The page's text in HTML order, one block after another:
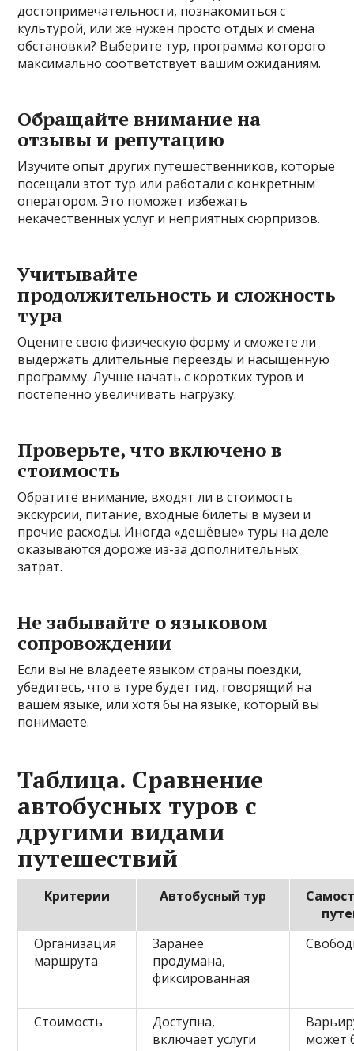
достопримечательности, познакомиться с
культурой, или же нужен просто отдых и смена
обстановки? Выберите тур, программа которого
максимально соответствует вашим ожиданиям.
Обращайте внимание на
отзывы и репутацию
Изучите опыт других путешественников, которые
посещали этот тур или работали с конкретным
оператором. Это поможет избежать
некачественных услуг и неприятных сюрпризов.
Учитывайте
продолжительность и сложность
тура
Оцените свою физическую форму и сможете ли
выдержать длительные переезды и насыщенную
программу. Лучше начать с коротких туров и
постепенно увеличивать нагрузку.
Проверьте, что включено в
стоимость
Обратите внимание, входят ли в стоимость
экскурсии, питание, входные билеты в музеи и
прочие расходы. Иногда «дешёвые» туры на деле
оказываются дороже из-за дополнительных
затрат.
Не забывайте о языковом
сопровождении
Если вы не владеете языком страны поездки,
убедитесь, что в туре будет гид, говорящий на
вашем языке, или хотя бы на языке, который вы
понимаете.
Таблица. Сравнение
автобусных туров с
другими видами
путешествий
Критерии Автобусный тур
Организация
маршрута
Заранее
продумана,
фиксированная
Стоимость
Доступна,
включает услуги
может